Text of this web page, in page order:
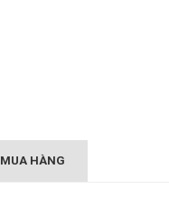
HÀNG